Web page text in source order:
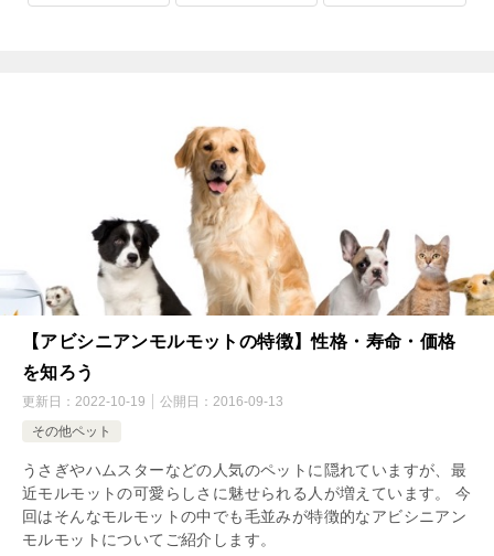
【アビシニアンモルモットの特徴】性格・寿命・価格
を知ろう
更新日： 2022-10-19 公開日： 2016-09-13
その他ペット
うさぎやハムスターなどの人気のペットに隠れていますが、最
近モルモットの可愛らしさに魅せられる人が増えています。 今
回はそんなモルモットの中でも毛並みが特徴的なアビシニアン
モルモットについてご紹介します。